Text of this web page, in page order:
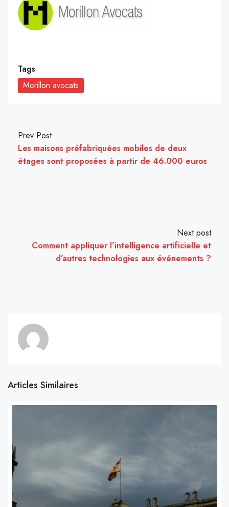
Tags
Morillon avocats
Prev Post
Les maisons préfabriquées mobiles de deux
étages sont proposées à partir de 46.000 euros
Next post
Comment appliquer l’intelligence artificielle et
d’autres technologies aux événements ?
Articles Similaires